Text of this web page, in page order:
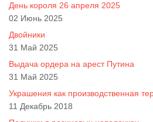
День короля 26 апреля 2025
02 Июнь 2025
Двойники
31 Май 2025
Выдача ордера на арест Путина
31 Май 2025
Украшения как производственная
11 Декабрь 2018